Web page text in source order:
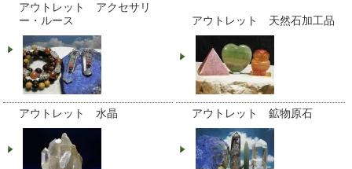
アウトレット アクセサリ
ー・ルース
アウトレット 天然石加工品
アウトレット 水晶 アウトレット 鉱物原石